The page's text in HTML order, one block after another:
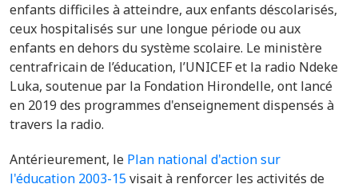
enfants difficiles à atteindre, aux enfants déscolarisés,
ceux hospitalisés sur une longue période ou aux
enfants en dehors du système scolaire. Le ministère
centrafricain de l’éducation, l’UNICEF et la radio Ndeke
Luka, soutenue par la Fondation Hirondelle, ont lancé
en 2019 des programmes d'enseignement dispensés à
travers la radio.
Antérieurement, le Plan national d'action sur
l'éducation 2003-15visait à renforcer les activités de